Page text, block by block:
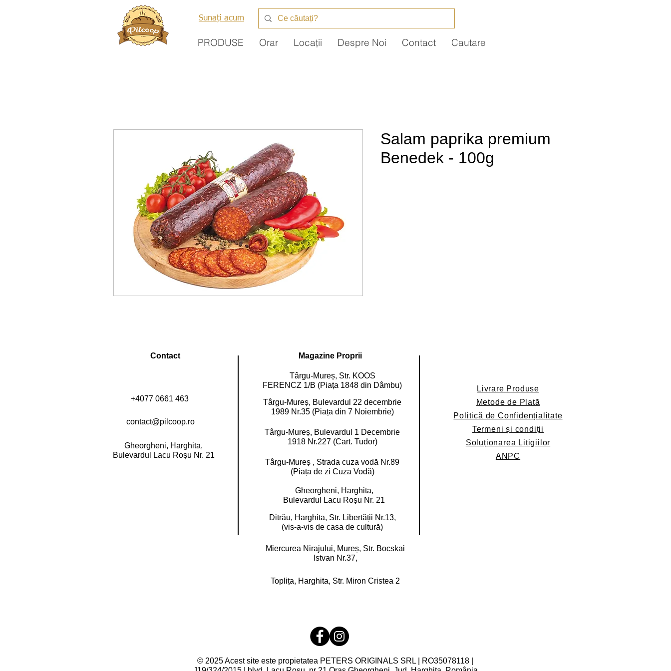
Sunați acum
PRODUSE Orar Locații Despre Noi Contact Cautare
Salam paprika premium
Benedek - 100g
Contact
+4077 0661 463
contact@pilcoop.ro
Gheorgheni, Harghita,
Bulevardul Lacu Roșu Nr. 21
Magazine Proprii
Târgu-Mureș, Str. KOOS
FERENCZ 1/B (Piața 1848 din Dâmbu)
Târgu-Mureș, Bulevardul 22 decembrie
1989 Nr.35 (Piața din 7 Noiembrie)
Târgu-Mureș, Bulevardul 1 Decembrie
1918 Nr.227 (Cart. Tudor)
Târgu-Mureș , Strada cuza vodă Nr.89
(Piața de zi Cuza Vodă)
Gheorgheni, Harghita,
Bulevardul Lacu Roșu Nr. 21
Ditrău, Harghita, Str. Libertății Nr.13,
(vis-a-vis de casa de cultură)
Livrare Produse
Metode de Plată
Politică de Confidențialitate
Termeni și condiții
Soluționarea Litigiilor
ANPC
Miercurea Nirajului, Mureș, Str. Bocskai
Istvan Nr.37,
Toplița, Harghita, Str. Miron Cristea 2
© 2025 Acest site este propietatea PETERS ORIGINALS SRL | RO35078118 |